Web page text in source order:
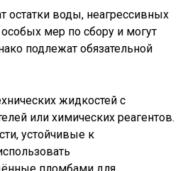
остатки воды, неагрессивных
мер по сбору и могут
подлежат обязательной
жидкостей с
или химических реагентов.
устойчивые к
пломбами для